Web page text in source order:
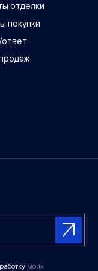
отделки
покупки
моих